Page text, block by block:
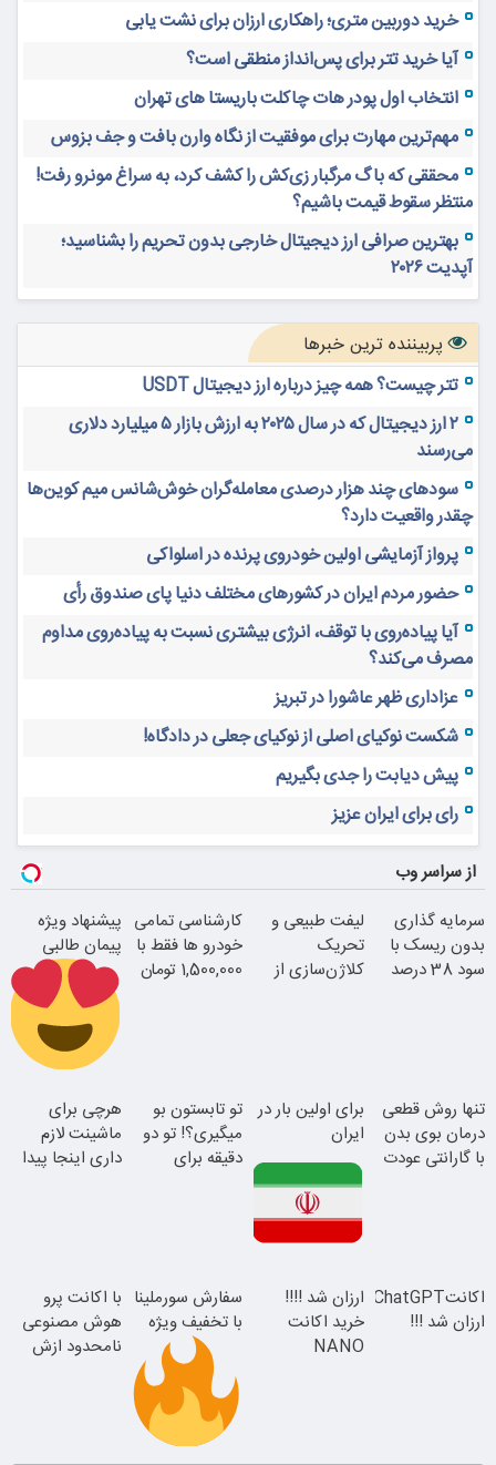
خرید دوربین متری؛ راهکاری ارزان برای نشت یابی
آیا خرید تتر برای پس‌انداز منطقی است؟
انتخاب اول پودر هات چاکلت باریستا های تهران
مهم‌ترین مهارت برای موفقیت از نگاه وارن بافت و جف بزوس
محققی که باگ مرگبار زی‌کش را کشف کرد، به سراغ مونرو رفت!
منتظر سقوط قیمت باشیم؟
بهترین صرافی ارز دیجیتال خارجی بدون تحریم را بشناسید؛
آپدیت ۲۰۲۶
پربیننده ترین خبرها
تتر چیست؟ همه چیز درباره ارز دیجیتال USDT
۲ ارز دیجیتال که در سال ۲۰۲۵ به ارزش بازار ۵ میلیارد دلاری
می‌رسند
سودهای چند هزار درصدی معامله‌گران خوش‌شانس میم کوین‌ها
چقدر واقعیت دارد؟
پرواز آزمایشی اولین خودروی پرنده در اسلواکی
حضور مردم ایران در کشورهای مختلف دنیا پای صندوق رأی
آیا پیاده‌روی با توقف، انرژی بیشتری نسبت به پیاده‌روی مداوم
مصرف می‌کند؟
عزاداری ظهر عاشورا در تبریز
شکست نوکیای اصلی از نوکیای جعلی در دادگاه!
پیش دیابت را جدی بگیریم
رای برای ایران عزیز
از سراسر وب
سرمایه گذاری
بدون ریسک با
سود 38 درصد
لیفت طبیعی و
تحریک
کلاژن‌سازی از
جوان شو
کارشناسی تمامی
خودرو ها فقط با
1,500,000 تومان
پیشنهاد ویژه
پیمان طالبی
با تخفیف ویژه
تنها روش قطعی
درمان بوی بدن
با گارانتی عودت
همین الان ببین
برای اولین بار در
ایران
روزه ساخت!
تو تابستون بو
میگیری؟! تو دو
دقیقه برای
هرچی برای
ماشینت لازم
داری اینجا پیدا
اکانتChatGPT
ارزان شد !!!
ارزان شد !!!!
خرید اکانت
NANO
سفارش سورملینا
با تخفیف ویژه
با اکانت پرو
هوش مصنوعی
نامحدود ازش